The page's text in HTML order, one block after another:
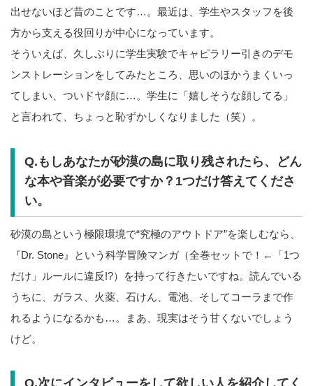
出せないほど昔のことです…。最近は、学生やスタッフを後
方から支える役回りが中心になっています。
そういえば、久しぶりに学生実験でキャピラリー引きのデモ
ンストレーションをしてみたところ、思いのほかうまくいっ
てしまい、ついドヤ顔に…。学生に「嬉しそうな顔してる」
と言われて、ちょっと恥ずかしくなりました（笑）。
Q.もしあなたが砂漠の島に取り残されたら、どん
な本や音楽が必要ですか？1つだけ答えてくださ
い。
砂漠の島という極限環境で“究極のアウトドア”を楽しむなら、
『Dr. Stone』という科学冒険マンガ（全巻セットで！←「1つ
だけ」ルールに違反!?）を持って行きたいですね。読んでいる
うちに、ガラス、火薬、石けん、電池、そしてコーラまで作
れるようになるかも…。まあ、現実はそう甘くないでしょう
けど。